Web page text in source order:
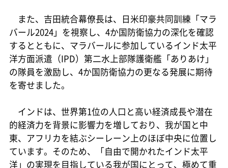
また、吉田統合幕僚長は、日米印豪共同訓練「マラ
バール2024」を視察し、4か国防衛協力の深化を確認
するとともに、マラバールに参加しているインド太平
洋方面派遣（IPD）第二水上部隊護衛艦「ありあけ」
の隊員を激励し、4か国防衛協力の更なる発展に期待
を寄せました。
インドは、世界第1位の人口と高い経済成長や潜在
的経済力を背景に影響力を増しており、我が国と中
東、アフリカを結ぶシーレーン上のほぼ中央に位置し
ています。そのため、「自由で開かれたインド太平
洋」の実現を目指している我が国にとって、極めて重